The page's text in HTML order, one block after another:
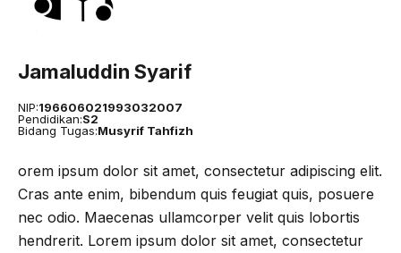
Jamaluddin Syarif
NIP:196606021993032007
Pendidikan:S2
Bidang Tugas:Musyrif Tahfizh
orem ipsum dolor sit amet, consectetur adipiscing elit.
Cras ante enim, bibendum quis feugiat quis, posuere
nec odio. Maecenas ullamcorper velit quis lobortis
hendrerit. Lorem ipsum dolor sit amet, consectetur